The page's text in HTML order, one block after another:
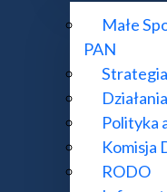
Małe
PAN
Polityka
Komisja
RODO